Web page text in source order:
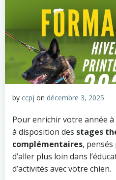
by ccpj on décembre 3, 2025
Pour enrichir votre année
à disposition des stages
complémentaires,
d’aller plus loin dans
d’activités avec votre chien.